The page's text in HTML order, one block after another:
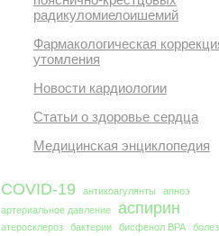
радикуломиелоишемий
Фармакологическая
утомления
Новости кардиологии
Статьи о здоровье сердца
Медицинская энциклопедия
COVID-19 антикоагулянты
апноэ
артериальное давление
аспирин
атеросклероз бактерии бисфенол BPA